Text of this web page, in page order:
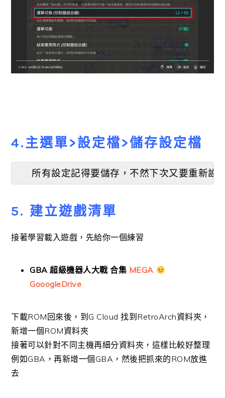
4.主選單>設定檔>儲存設定檔
所有設定記得要儲存，不然下次又要重新設
5. 建立遊戲清單
接著學習載入遊戲，先給你一個練習
GBA 超級機器人大戰 合集 MEGA
GooogleDrive
下載ROM回來後，到G Cloud 找到RetroArch資料夾，
新增一個ROM資料夾
接著可以針對不同主機再細分資料夾，這樣比較好整理
例如GBA，再新增一個GBA，然後把抓來的ROM放進
去